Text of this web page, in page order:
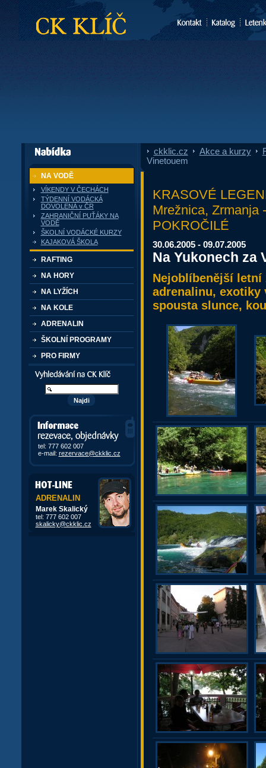
CK Klíč
dále nabízí
NA VODĚ
VÍKENDY V ČECHÁCH
TÝDENNÍ VODÁCKÁ
DOVOLENÁ v ČR
ZAHRANIČNÍ PUŤÁKY NA
VODĚ
ŠKOLNÍ VODÁCKÉ KURZY
KAJAKOVÁ ŠKOLA
RAFTING
NA HORY
NA LYŽÍCH
NA KOLE
ADRENALIN
ŠKOLNÍ PROGRAMY
PRO FIRMY
Vyhledávání kurzů a akcí
Informace, rezervace,
objedávky
tel: 777 602 007
e-mail: rezervace@ckklic.cz
ADRENALIN
Marek Skalický
tel: 777 602 007
skalicky@ckklic.cz
ckklic.cz Akce a kurzy»
Vinetouem
KRASOVÉ
Mrežnica, Zrmanja
POKROČILÉ
30.06.2005 - 09.07.2005
Na Yukonech za
Nejoblíbenější letní
adrenalinu, exotiky
spousta slunce,